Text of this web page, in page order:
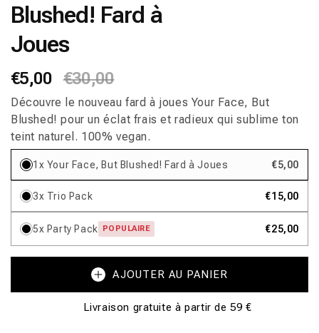
Blushed! Fard à
Joues
Prix
habituel
€5,00 Prix
promotionnel
€30,00
Découvre le nouveau fard à joues Your Face, But
Blushed! pour un éclat frais et radieux qui sublime ton
teint naturel. 100% vegan.
1x Your Face, But Blushed! Fard à Joues €5,00
3x Trio Pack €15,00
5x Party Pack POPULAIRE €25,00
AJOUTER AU PANIER
Livraison gratuite à partir de 59 €